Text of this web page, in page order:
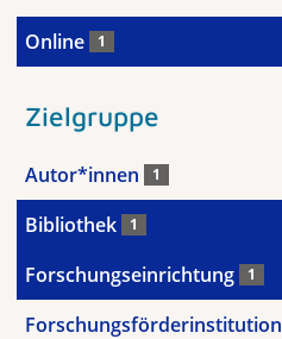
Online 1
Zielgruppe
Autor*innen 1
Bibliothek 1
Forschungseinrichtung 1
Forschungsförderinstitution